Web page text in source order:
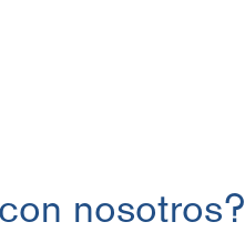
nosotros?